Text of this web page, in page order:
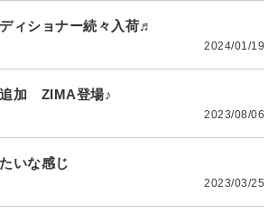
ィショナー続々入荷♬
2024/01/19
追加 ZIMA登場♪
2023/08/06
いな感じ
2023/03/25